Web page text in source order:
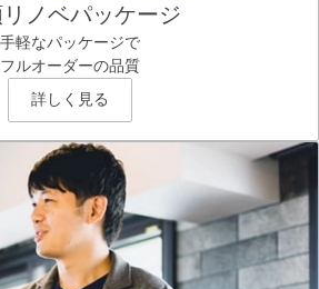
ノベパッケージ
手軽なパッケージで
フルオーダーの品質
詳しく見る